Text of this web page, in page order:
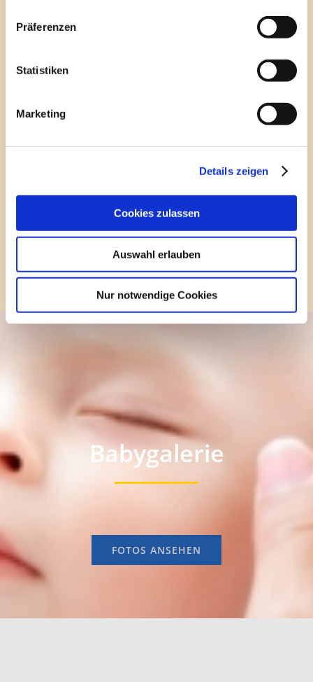
Präferenzen
Statistiken
Marketing
Details zeigen
Cookies zulassen
Auswahl erlauben
Nur notwendige Cookies
Ihre Nachricht
Babygalerie
FOTOS ANSEHEN